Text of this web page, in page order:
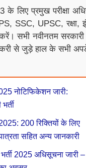
लिए प्रमुख परीक्षा
SSC, UPSC, रक्षा,
सभी नवीनतम
से जुड़े हाल के सभी
नोटिफिकेशन जारी:
200 रिक्तियों के लिए
सहित अन्य जानकारी
2025 अधिसूचना जारी –